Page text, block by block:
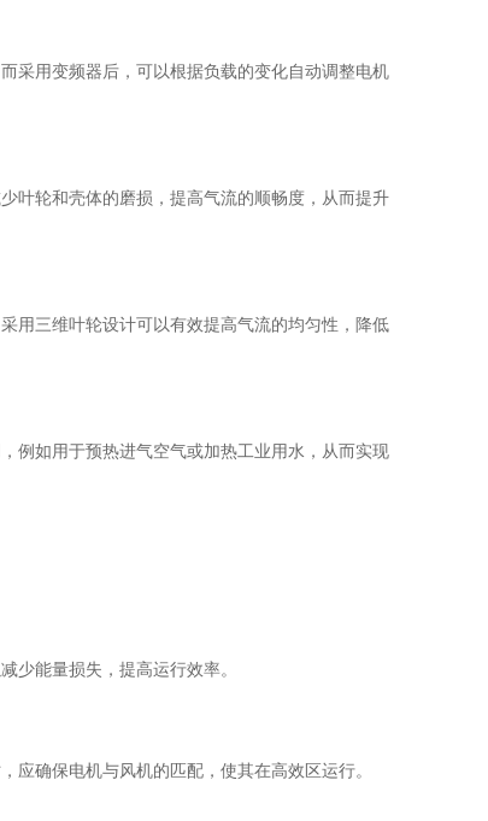
用变频器后，可以根据负载的变化自动调整电机
轮和壳体的磨损，提高气流的顺畅度，从而提升
三维叶轮设计可以有效提高气流的均匀性，降低
如用于预热进气空气或加热工业用水，从而实现
能量损失，提高运行效率。
确保电机与风机的匹配，使其在高效区运行。